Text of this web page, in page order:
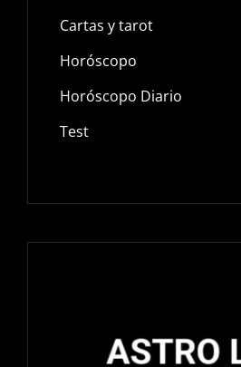
Cartas y tarot
Horóscopo
Horóscopo Diario
Test